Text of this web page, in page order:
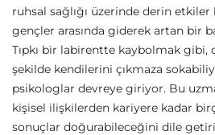
ruhsal sağlığı üzerinde derin etkiler
gençler arasında giderek artan bir
Tıpkı bir labirentte kaybolmak gibi,
şekilde kendilerini çıkmaza
psikologlar devreye giriyor. Bu
kişisel ilişkilerden kariyere kadar
sonuçlar doğurabileceğini dile